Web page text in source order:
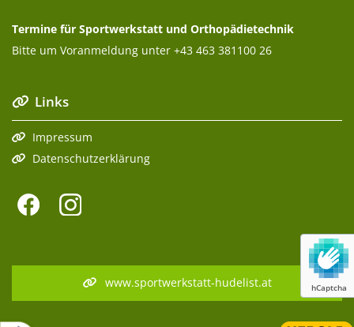
hCaptcha
Termine für Sportwerkstatt und Orthopädietechnik
Bitte um Voranmeldung unter +43 463 381100 26
 Links
 Impressum
 Datenschutzerklärung
www.sportwerkstatt-hudelist.at